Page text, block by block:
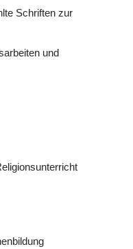
Schriften zur
und